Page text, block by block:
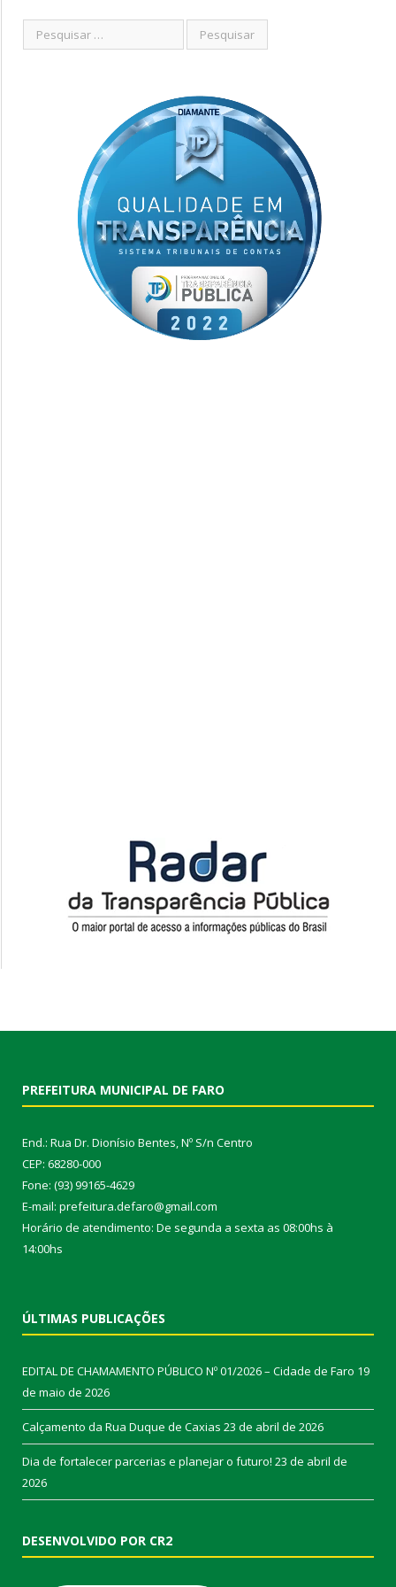
PREFEITURA MUNICIPAL DE FARO
End.: Rua Dr. Dionísio Bentes, Nº S/n Centro
CEP: 68280-000
Fone: (93) 99165-4629
E-mail: prefeitura.defaro@gmail.com
Horário de atendimento: De segunda a sexta as 08:00hs à
14:00hs
ÚLTIMAS PUBLICAÇÕES
EDITAL DE CHAMAMENTO PÚBLICO Nº 01/2026 – Cidade de Faro 19
de maio de 2026
Calçamento da Rua Duque de Caxias 23 de abril de 2026
Dia de fortalecer parcerias e planejar o futuro! 23 de abril de
2026
DESENVOLVIDO POR CR2